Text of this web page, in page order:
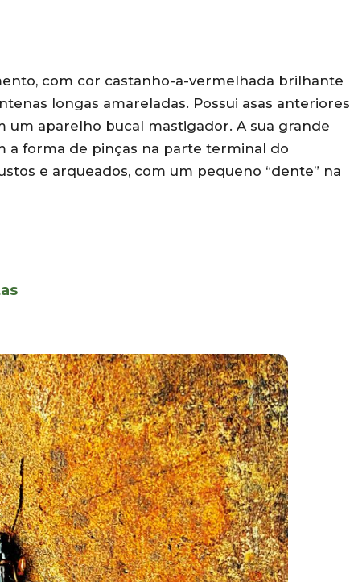
com cor castanho-a-vermelhada brilhante
longas amareladas. Possui asas anteriores
um aparelho bucal mastigador. A sua grande
a forma de pinças na parte terminal do
e arqueados, com um pequeno “dente” na